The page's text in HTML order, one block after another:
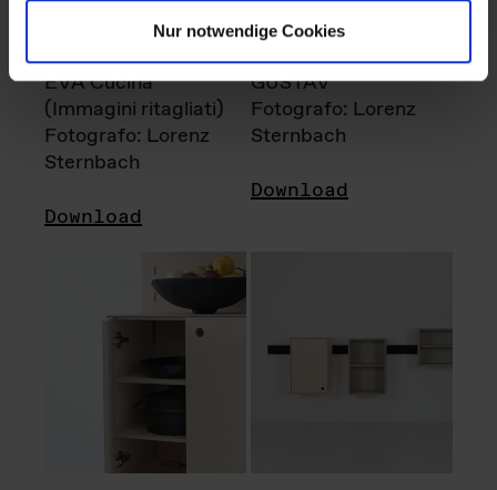
Nur notwendige Cookies
EVA Cucina
(Immagini ritagliati)
Fotografo: Lorenz
Sternbach
Download
GUSTAV
Fotografo: Lorenz
Sternbach
Download